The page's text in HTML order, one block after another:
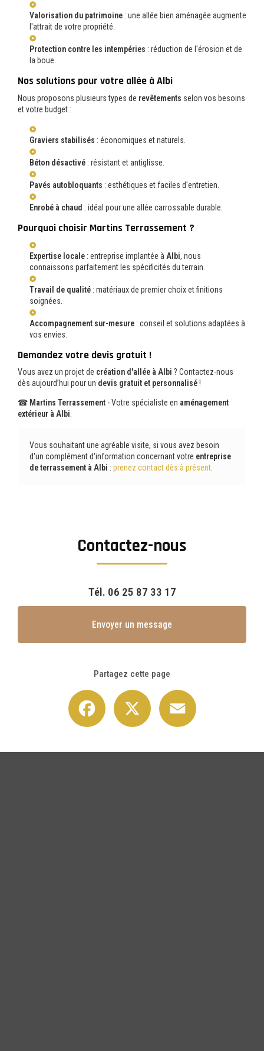
Valorisation du patrimoine : une allée bien aménagée augmente
l'attrait de votre propriété.
Protection contre les intempéries : réduction de l'érosion et de
la boue.
Nos solutions pour votre allée à Albi
Nous proposons plusieurs types de revêtements selon vos besoins
et votre budget :
Graviers stabilisés : économiques et naturels.
Béton désactivé : résistant et antiglisse.
Pavés autobloquants : esthétiques et faciles d'entretien.
Enrobé à chaud : idéal pour une allée carrossable durable.
Pourquoi choisir Martins Terrassement ?
Expertise locale : entreprise implantée à Albi, nous
connaissons parfaitement les spécificités du terrain.
Travail de qualité : matériaux de premier choix et finitions
soignées.
Accompagnement sur-mesure : conseil et solutions adaptées à
vos envies.
Demandez votre devis gratuit !
Vous avez un projet de création d'allée à Albi ? Contactez-nous
dès aujourd’hui pour un devis gratuit et personnalisé!
☎ Martins Terrassement - Votre spécialiste en aménagement
extérieur à Albi.
Vous souhaitant une agréable visite, si vous avez besoin
d'un complément d'information concernant votre entreprise
de terrassement à Albi : prenez contact dès à présent.
Contactez-nous
Tél. 06 25 87 33 17
Envoyer un message
Partagez cette page
Facebook